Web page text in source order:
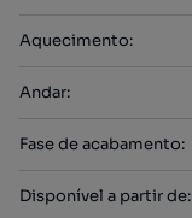
Aquecimento:
Andar:
Fase de acabamento:
Disponível a partir de: